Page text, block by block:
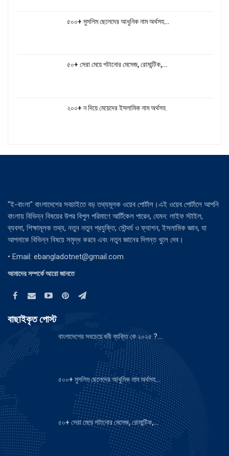
৫০০+ মুসলিম ছেলেদের আধুনিক নাম অর্থসহ…
৫০+ সেরা মেয়ে পটানোর মেসেজ, রোমান্টিক,…
২০০+ ন দিয়ে মেয়েদের ইসলামিক নাম অর্থসহ
"ই-বাংলা" বাংলাদেশের সবচাইতে বড় তথ্যমূলক ওয়েব পোর্টাল।এই ওয়েব পোর্টালে আপনি
বাংলায় বিভিন্ন বিষয়ের উপর বিপুল পরিমাণে আর্টিকেল পারেন, যেমন: লাইফ স্টাইল,
ব্যবসা, শিক্ষামূলক তথ্য, নতুন নতুন প্রযুক্তি, সৌন্দর্য ও ফ্যাশন, ইসলামিক জ্ঞান, যা
আপনাকে বিভিন্ন বিষয়ে সমৃদ্ধ করবে এবং নতুন জ্ঞানের দিগন্ত খুলে দেব।
• Email: ebangladotnet@gmail.com
আমাদের সম্পর্কে আরো জানতে
বাছাইকৃত পোস্ট
বাংলাদেশের সবচেয়ে ধনী ব্যক্তি কে ২০২৫ ?…
৫০০+ মুসলিম ছেলেদের আধুনিক নাম অর্থসহ…
৫০+ সেরা মেয়ে পটানোর মেসেজ, রোমান্টিক,…